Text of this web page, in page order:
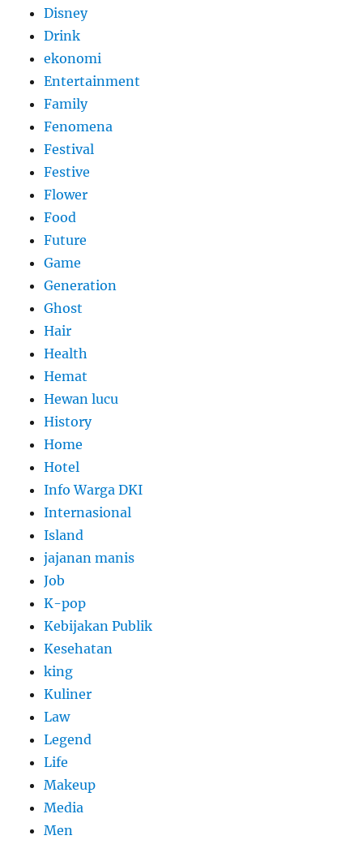
Disney
Drink
ekonomi
Entertainment
Family
Fenomena
Festival
Festive
Flower
Food
Future
Game
Generation
Ghost
Hair
Health
Hemat
Hewan lucu
History
Home
Hotel
Info Warga DKI
Internasional
Island
jajanan manis
Job
K-pop
Kebijakan Publik
Kesehatan
king
Kuliner
Law
Legend
Life
Makeup
Media
Men